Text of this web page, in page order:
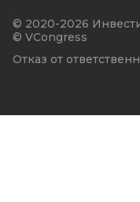
© 2020-2026
© VCongress
Отказ от